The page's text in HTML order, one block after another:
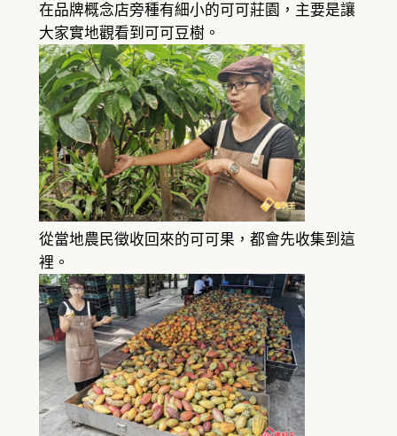
在品牌概念店旁種有細小的可可莊園，主要是讓
大家實地觀看到可可豆樹。
從當地農民徵收回來的可可果，都會先收集到這
裡。